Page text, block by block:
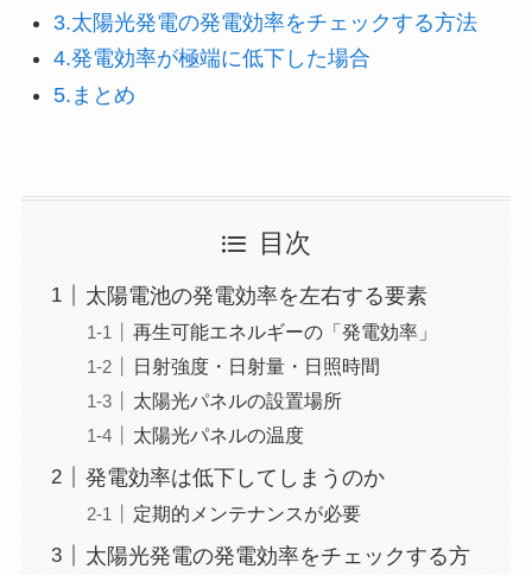
3.太陽光発電の発電効率をチェックする方法
4.発電効率が極端に低下した場合
5.まとめ
目次
太陽電池の発電効率を左右する要素
再生可能エネルギーの「発電効率」
日射強度・日射量・日照時間
太陽光パネルの設置場所
太陽光パネルの温度
発電効率は低下してしまうのか
定期的メンテナンスが必要
太陽光発電の発電効率をチェックする方